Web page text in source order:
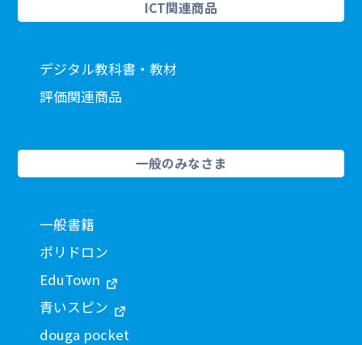
ICT関連商品
デジタル教科書・教材
評価関連商品
一般のみなさま
一般書籍
ポリドロン
EduTown
青いスピン
douga pocket